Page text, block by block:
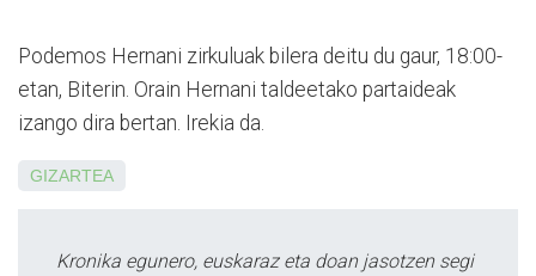
Podemos Hernani zirkuluak bilera deitu du gaur, 18:00­
etan, Biterin. Orain Hernani taldeetako partaideak
izango dira bertan. Irekia da.
GIZARTEA
Kronika egunero, euskaraz eta doan jasotzen segi